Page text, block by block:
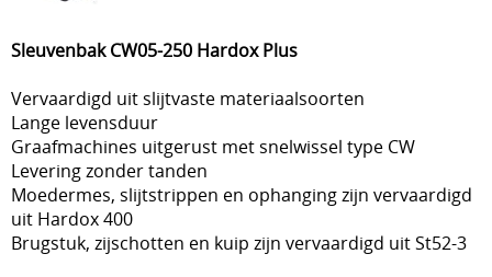
Sleuvenbak CW05-250 Hardox Plus
Vervaardigd uit slijtvaste materiaalsoorten
Lange levensduur
Graafmachines uitgerust met snelwissel type CW
Levering zonder tanden
Moedermes, slijtstrippen en ophanging zijn vervaardigd
uit Hardox 400
Brugstuk, zijschotten en kuip zijn vervaardigd uit St52-3